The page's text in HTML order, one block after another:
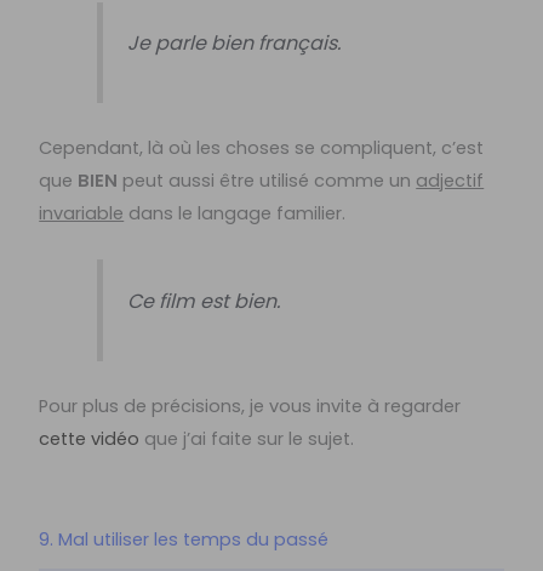
Je parle bien français.
Cependant, là où les choses se compliquent, c’est
que BIEN peut aussi être utilisé comme un adjectif
invariable dans le langage familier.
Ce film est bien.
Pour plus de précisions, je vous invite à regarder
cette vidéo que j’ai faite sur le sujet.
9. Mal utiliser les temps du passé